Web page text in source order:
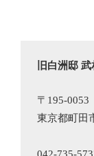
旧白洲邸
〒195-0053
東京都町田
042-735-